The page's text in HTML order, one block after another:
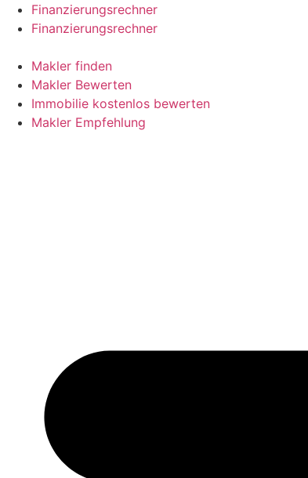
Skip
Finanzierungsrechner
Finanzierungsrechner
Makler finden
Makler Bewerten
Immobilie kostenlos bewerten
Makler Empfehlung